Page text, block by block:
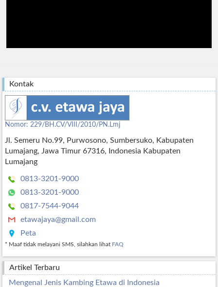
Kontak
Nomor: 229/BH.CV/VIII/2010/PN.Lmj
Jl. Semeru No.99, Purwosono, Sumbersuko, Kabupaten
Lumajang, Jawa Timur 67316, Indonesia Kabupaten
Lumajang
0813-3201-9000
0813-3201-9000
0817-7544-9044
etawajaya@gmail.com
Peta
* Maaf tidak melayani SMS, silahkan lihat FAQ
Artikel Terbaru
Mengenal Jenis Kambing Etawa di Indonesia